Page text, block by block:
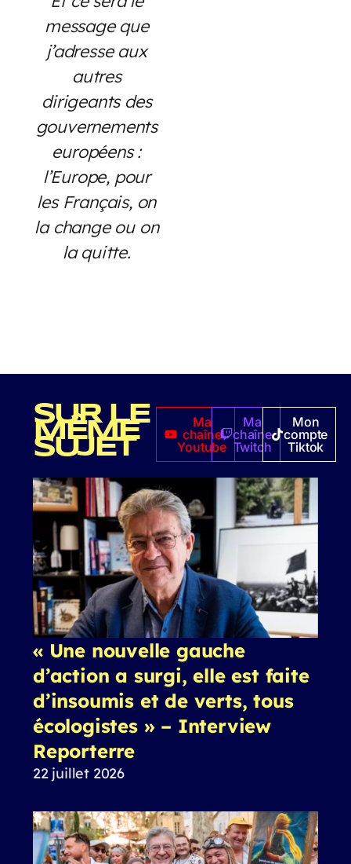
message que
j’adresse aux
autres
dirigeants des
gouvernements
européens :
l’Europe, pour
les Français, on
la change ou on
la quitte.
SUR LE
MÊME
SUJET
Ma
chaîne
Youtube
Ma
chaîne
Twitch
Mon
compte
Tiktok
« Une nouvelle gauche
d’action a surgi, elle est faite
d’insoumis et de verts, tous
écologistes » – Interview
Reporterre
22 juillet 2026